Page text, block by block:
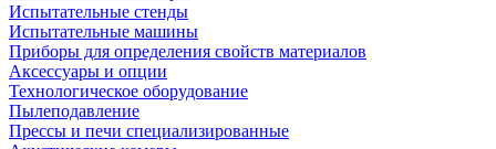
Испытательные стенды
Испытательные машины
Приборы для определения свойств материалов
Аксессуары и опции
Технологическое оборудование
Пылеподавление
Прессы и печи специализированные